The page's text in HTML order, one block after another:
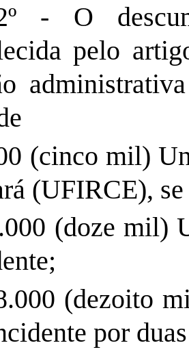
- O
pelo
(cinco mil)
(UFIRCE),
(doze mil)
(dezoito
por